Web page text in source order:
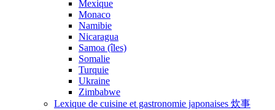
Mexique
Monaco
Namibie
Nicaragua
Samoa (îles)
Somalie
Turquie
Ukraine
Zimbabwe
Lexique de cuisine et gastronomie japonaises 炊事